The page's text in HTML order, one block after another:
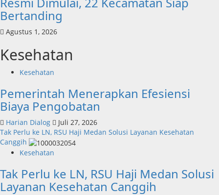
Bertanding
Agustus 1, 2026
Kesehatan
Kesehatan
Pemerintah Menerapkan Efesiensi
Biaya Pengobatan
Harian Dialog
Juli 27, 2026
Tak Perlu ke LN, RSU Haji Medan Solusi Layanan Kesehatan
Canggih
Kesehatan
Tak Perlu ke LN, RSU Haji Medan Solusi
Layanan Kesehatan Canggih